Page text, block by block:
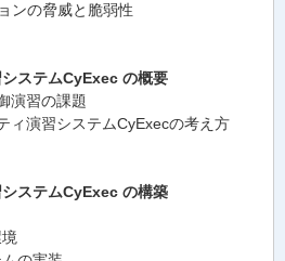
の脅威と脆弱性
ステムCyExec の概要
習の課題
演習システムCyExecの考え方
ステムCyExec の構築